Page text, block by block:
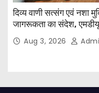
दिव्य वाणी सत्संग एवं नशा
जागरूकता का संदेश, एमडीयू
संकल्पAug 3, 2026